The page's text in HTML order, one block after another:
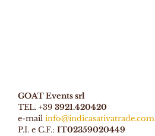
GOAT Events srl
TEL. +39 3921.420420
e-mail info@indicasativatrade.com
P.I. e C.F.: IT02359020449